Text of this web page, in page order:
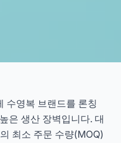
및 친환경
하우
수영복 브랜드를 론칭
은 생산 장벽입니다. 대
최소 주문 수량(MOQ)